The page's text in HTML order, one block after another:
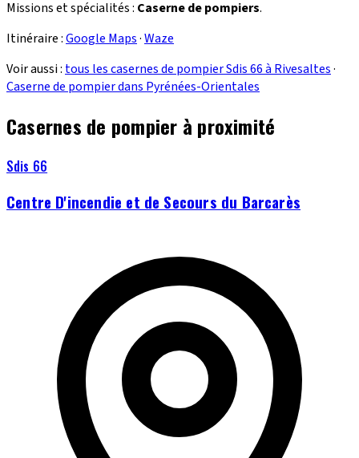
Missions et spécialités : Caserne de pompiers.
Itinéraire :Google Maps·Waze
Voir aussi : tous les casernes de pompier Sdis 66 à Rivesaltes·
Caserne de pompier dans Pyrénées-Orientales
Casernes de pompier à proximité
Sdis 66
Centre D'incendie et de Secours du Barcarès